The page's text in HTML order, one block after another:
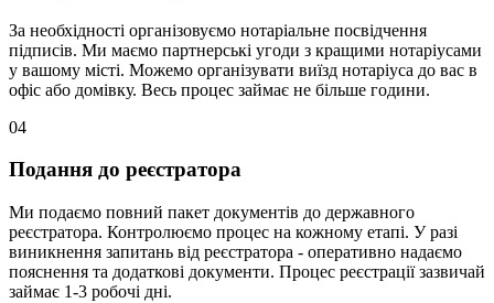
За необхідності організовуємо нотаріальне посвідчення
підписів. Ми маємо партнерські угоди з кращими нотаріусами
у вашому місті. Можемо організувати виїзд нотаріуса до вас в
офіс або домівку. Весь процес займає не більше години.
04
Подання до реєстратора
Ми подаємо повний пакет документів до державного
реєстратора. Контролюємо процес на кожному етапі. У разі
виникнення запитань від реєстратора - оперативно надаємо
пояснення та додаткові документи. Процес реєстрації зазвичай
займає 1-3 робочі дні.